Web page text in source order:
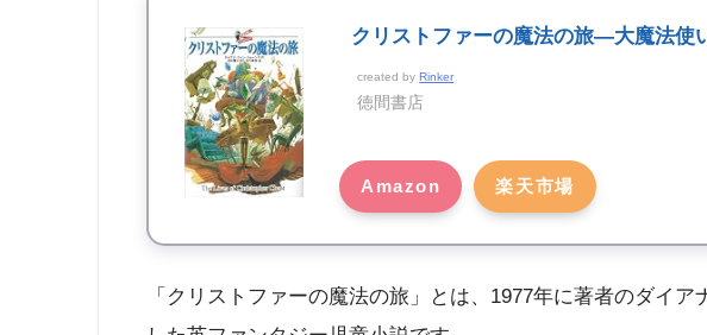
クリストファーの魔法の旅―大魔法使
created byRinker
徳間書店
Amazon 楽天市場
「クリストファーの魔法の旅」とは、1977年に著者のダイ